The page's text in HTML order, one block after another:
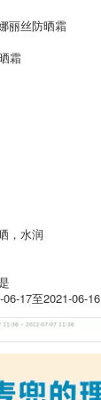
丽丝防晒霜
霜
，水润
17至2021-06-16